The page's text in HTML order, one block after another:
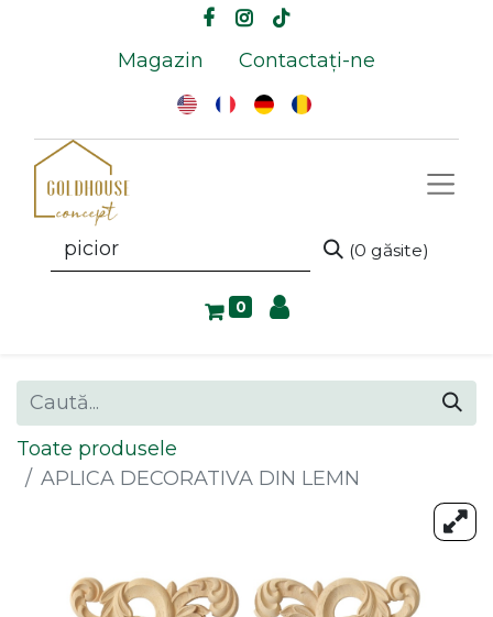
Magazin Contactați-ne
(0 găsite)
0
Toate produsele
APLICA DECORATIVA DIN LEMN